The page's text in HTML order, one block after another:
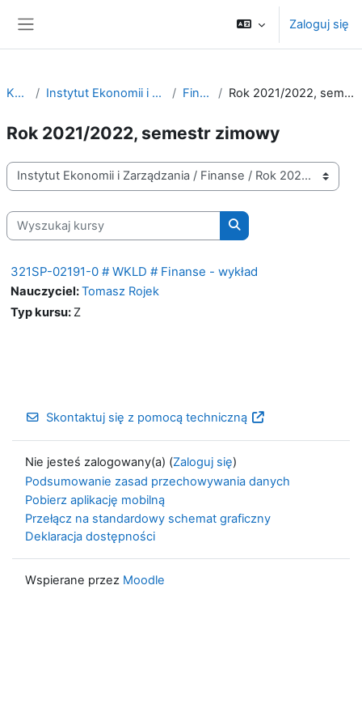
Zaloguj się
Kursy Instytut Ekonomii i Zarządzania Finanse Rok 2021/2022, semestr zimowy
Rok 2021/2022, semestr zimowy
Kategorie kursów
Wyszukaj kursy
Wyszukaj kursy
321SP-02191-0 # WKLD # Finanse - wykład
Nauczyciel:Tomasz Rojek
Typ kursu: Z
Skontaktuj się z pomocą techniczną
Nie jesteś zalogowany(a) (Zaloguj się)
Podsumowanie zasad przechowywania danych
Pobierz aplikację mobilną
Przełącz na standardowy schemat graficzny
Deklaracja dostępności
Wspierane przez Moodle